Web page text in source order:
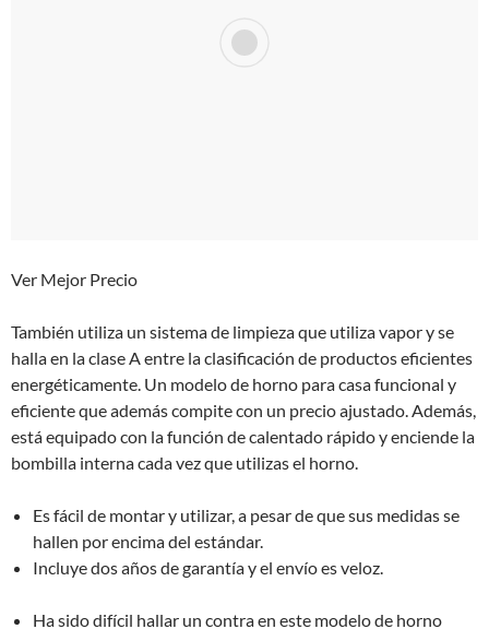
Ver Mejor Precio
También utiliza un sistema de limpieza que utiliza vapor y se
halla en la clase A entre la clasificación de productos eficientes
energéticamente. Un modelo de horno para casa funcional y
eficiente que además compite con un precio ajustado. Además,
está equipado con la función de calentado rápido y enciende la
bombilla interna cada vez que utilizas el horno.
Es fácil de montar y utilizar, a pesar de que sus medidas se
hallen por encima del estándar.
Incluye dos años de garantía y el envío es veloz.
Ha sido difícil hallar un contra en este modelo de horno